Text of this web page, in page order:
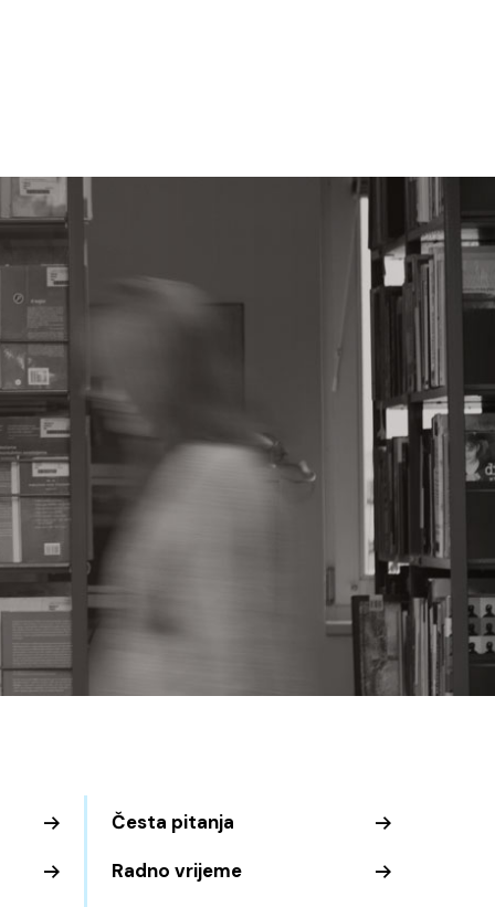
Česta pitanja
Radno vrijeme